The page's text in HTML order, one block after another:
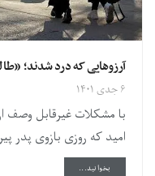
آرزوهایی که درد شدند؛
۶ جدی ۱۴۰۱
با مشکلات غیرقابل وصف
امید که روزی بازوی پدر
بخوانید...